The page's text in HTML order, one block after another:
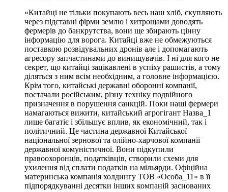
«Китайці не тільки покупають весь наш хліб, скупляють
через підставні фірми землю і хитрощами доводять
фермерів до банкрутства, вони ще збирають цінну
інформацію для ворога. Китайці вже не обмежуються
поставкою розвідувальних дронів але і допомагають
агресору запчастинами до винищувачів. І ні для кого не
секрет, що китайці зацікавлені в успіху рашистів, а тому
діляться з ним всім необхідним, а головне інформацією.
Крім того, китайські державні оборонні компанії,
постачали російським, різну техніку подвійного
призначення в порушення санкцій. Поки наші фермери
намагаються вижити, китайський агрогігант Назва_1
лише багатіє і збільшує вплив, як економічний, так і
політичний. Це частина державної Китайської
національної зернової та олійно-харчової компанії
державної комуністичної. Вони підкупили
правоохоронців, податківців, створили схеми для
ухилення від сплати податків на мільярди. Офіційна
материнська компанія холдингу ТОВ «Особа_11» в її
підпорядкуванні десятки інших компаній заснованих